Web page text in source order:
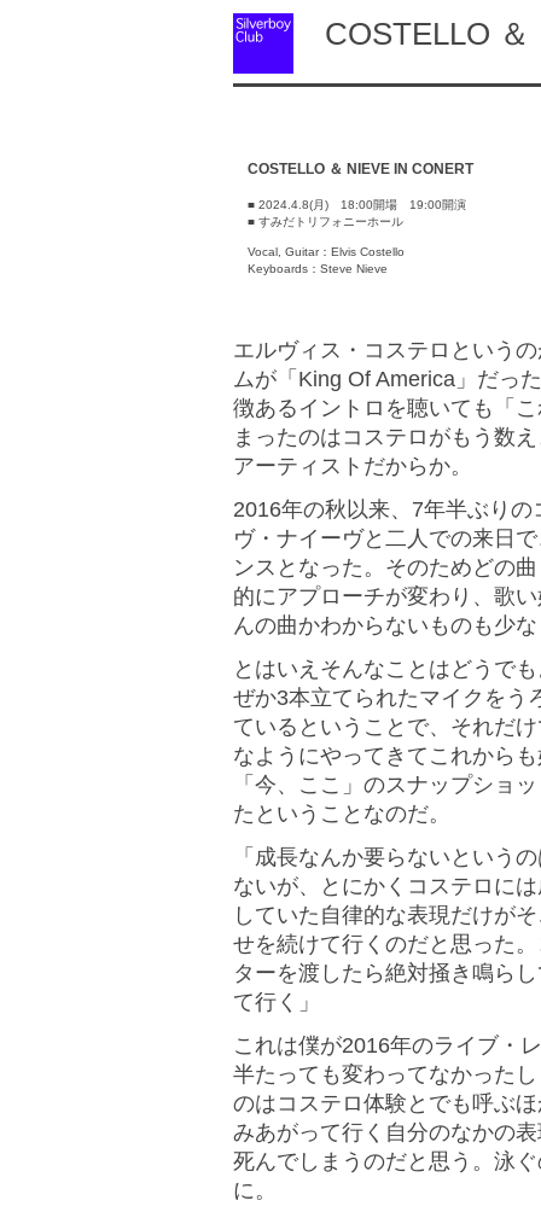
COSTELLO ＆
COSTELLO ＆ NIEVE IN CONERT
■ 2024.4.8(月) 18:00開場 19:00開演
■ すみだトリフォニーホール
Vocal, Guitar：Elvis Costello
Keyboards：Steve Nieve
エルヴィス・コステロという
ムが「King Of America」だっ
徴あるイントロを聴いても「
まったのはコステロがもう数
アーティストだからか。
2016年の秋以来、7年半ぶり
ヴ・ナイーヴと二人での来日
ンスとなった。そのためどの
的にアプローチが変わり、歌
んの曲かわからないものも少
とはいえそんなことはどうで
ぜか3本立てられたマイクをう
ているということで、それだ
なようにやってきてこれから
「今、ここ」のスナップショ
たということなのだ。
「成長なんか要らないという
ないが、とにかくコステロに
していた自律的な表現だけが
せを続けて行くのだと思った
ターを渡したら絶対掻き鳴ら
て行く」
これは僕が2016年のライブ・
半たっても変わってなかった
のはコステロ体験とでも呼ぶ
みあがって行く自分のなかの
死んでしまうのだと思う。泳
に。